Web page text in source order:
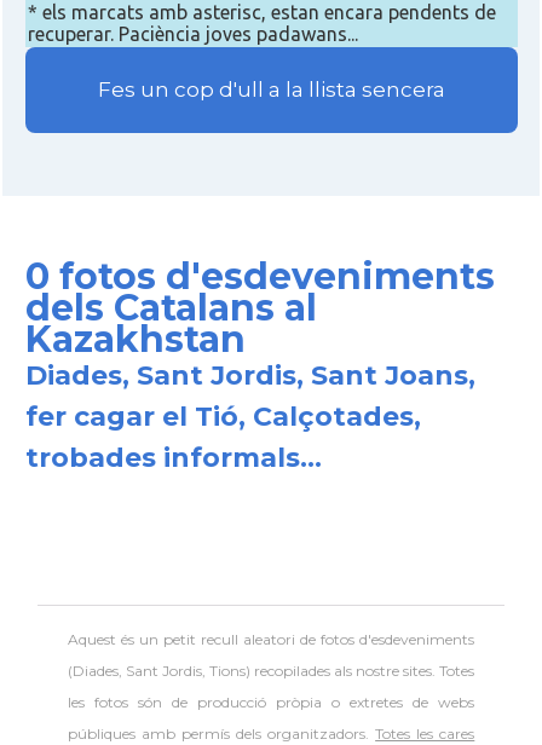
* els marcats amb asterisc, estan encara pendents de
recuperar. Paciència joves padawans...
Fes un cop d'ull a la llista sencera
0 fotos d'esdeveniments
dels Catalans al
Kazakhstan
Diades, Sant Jordis, Sant Joans,
fer cagar el Tió, Calçotades,
trobades informals...
Aquest és un petit recull aleatori defotos d'esdeveniments
(Diades, Sant Jordis, Tions) recopilades als nostre sites. Totes
les fotos són de producció pròpia o extretes de webs
públiques amb permís dels organitzadors.Totes les cares